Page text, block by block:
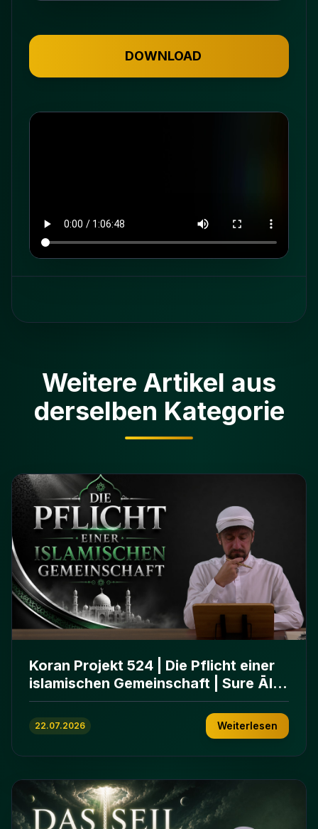
DOWNLOAD
Weitere Artikel aus
derselben Kategorie
Koran Projekt 524 | Die Pflicht einer
islamischen Gemeinschaft | Sure Āl
ʿImrān 103-112
22.07.2026 Weiterlesen